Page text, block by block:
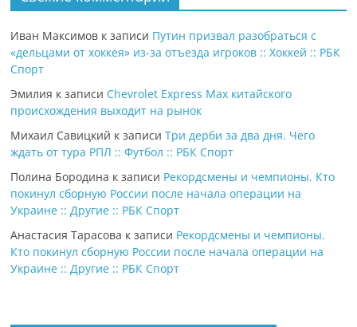
Иван Максимов к записи Путин призвал разобраться с
«дельцами от хоккея» из-за отъезда игроков :: Хоккей :: РБК
Спорт
Эмилия к записи Chevrolet Express Max китайского
происхождения выходит на рынок
Михаил Савицкий к записиТри дерби за два дня. Чего
ждать от тура РПЛ :: Футбол :: РБК Спорт
Полина Бородина к записи Рекордсмены и чемпионы. Кто
покинул сборную России после начала операции на
Украине :: Другие :: РБК Спорт
Анастасия Тарасова к записи Рекордсмены и чемпионы.
Кто покинул сборную России после начала операции на
Украине :: Другие :: РБК Спорт